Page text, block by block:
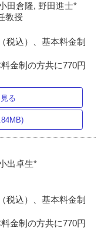
田倉隆, 野田進士*
教授
税込）、基本料金制
金制の方共に770円
る
出卓生*
税込）、基本料金制
金制の方共に770円